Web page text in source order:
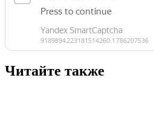
Читайте также